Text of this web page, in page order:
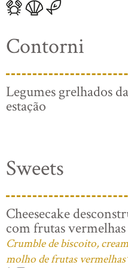
Contorni
Legumes grelhados da
estação
Sweets
Cheesecake
com frutas vermelhas
Crumble de biscoito,
molho de frutas